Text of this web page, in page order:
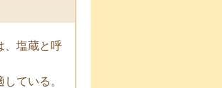
、塩蔵と呼
ている。